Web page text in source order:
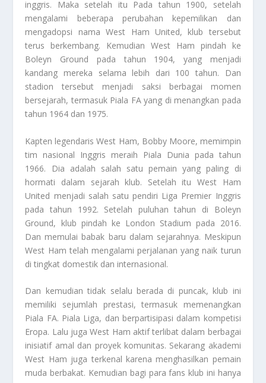
inggris. Maka setelah itu Pada tahun 1900, setelah
mengalami beberapa perubahan kepemilikan dan
mengadopsi nama West Ham United, klub tersebut
terus berkembang. Kemudian West Ham pindah ke
Boleyn Ground pada tahun 1904, yang menjadi
kandang mereka selama lebih dari 100 tahun. Dan
stadion tersebut menjadi saksi berbagai momen
bersejarah, termasuk Piala FA yang di menangkan pada
tahun 1964 dan 1975.
Kapten legendaris West Ham, Bobby Moore, memimpin
tim nasional Inggris meraih Piala Dunia pada tahun
1966. Dia adalah salah satu pemain yang paling di
hormati dalam sejarah klub. Setelah itu West Ham
United menjadi salah satu pendiri Liga Premier Inggris
pada tahun 1992. Setelah puluhan tahun di Boleyn
Ground, klub pindah ke London Stadium pada 2016.
Dan memulai babak baru dalam sejarahnya. Meskipun
West Ham telah mengalami perjalanan yang naik turun
di tingkat domestik dan internasional.
Dan kemudian tidak selalu berada di puncak, klub ini
memiliki sejumlah prestasi, termasuk memenangkan
Piala FA. Piala Liga, dan berpartisipasi dalam kompetisi
Eropa. Lalu juga West Ham aktif terlibat dalam berbagai
inisiatif amal dan proyek komunitas. Sekarang akademi
West Ham juga terkenal karena menghasilkan pemain
muda berbakat. Kemudian bagi para fans klub ini hanya